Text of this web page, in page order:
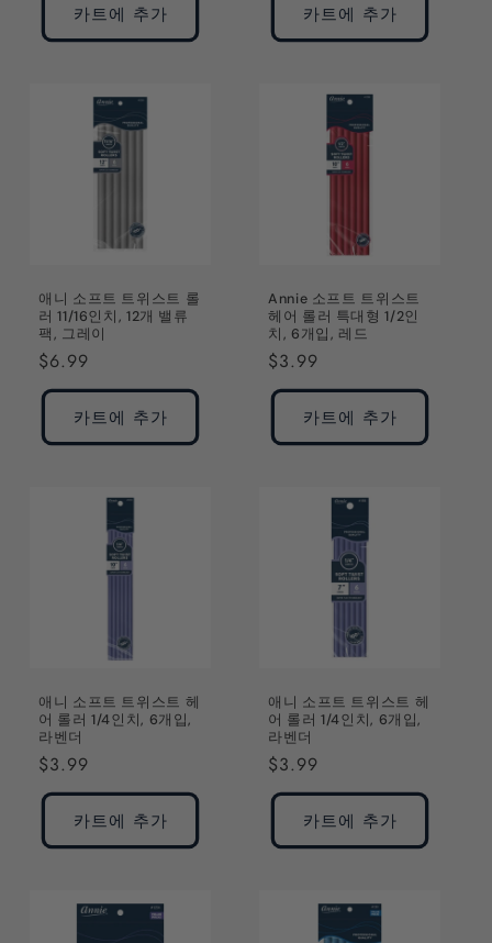
카트에 추가 카트에 추가
애니 소프트 트위스트 롤
러 11/16인치, 12개 밸류
팩, 그레이
정
가
$6.99
카트에 추가
Annie 소프트 트위스트
헤어 롤러 특대형 1/2인
치, 6개입, 레드
정
가
$3.99
카트에 추가
애니 소프트 트위스트 헤
어 롤러 1/4인치, 6개입,
라벤더
정
가
$3.99
카트에 추가
애니 소프트 트위스트 헤
어 롤러 1/4인치, 6개입,
라벤더
정
가
$3.99
카트에 추가